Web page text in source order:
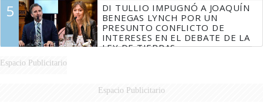
5
DI TULLIO IMPUGNÓ A JOAQUÍN
BENEGAS LYNCH POR UN
PRESUNTO CONFLICTO DE
INTERESES EN EL DEBATE DE LA
LEY DE TIERRAS
Espacio Publicitario
Espacio Publicitario